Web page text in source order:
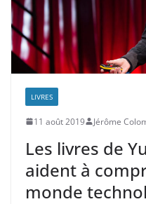
LIVRES
11 août 2019 Jérôme
Les livres de
aident à
monde